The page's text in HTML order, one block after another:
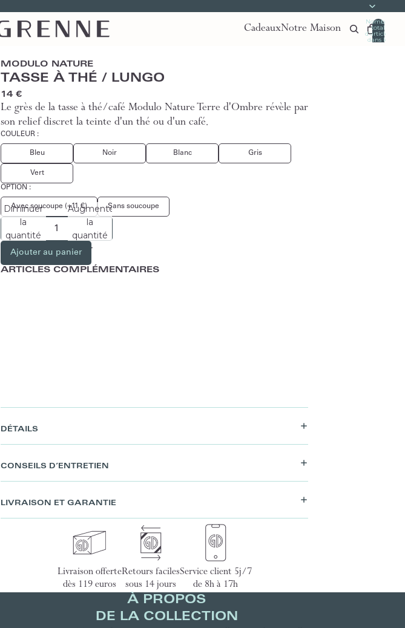
CadeauxNotre Maison
Nombre
total
d’articles
dans le
MODULO NATURE
TASSE À THÉ / LUNGO
14 €
Le grès de la tasse à thé/café Modulo Nature Terre d'Ombre révèle par
son relief discret la teinte d'un thé ou d'un café.
COULEUR :
Bleu Noir Blanc Gris
Vert
OPTION :
Avec soucoupe (+11 €) Sans soucoupe
Diminuer
la
quantité
Augmenter
la
quantité
Ajouter au panier
ARTICLES COMPLÉMENTAIRES
DÉTAILS
CONSEILS D’ENTRETIEN
LIVRAISON ET GARANTIE
Livraison offerte
dès 119 euros
Retours faciles
sous 14 jours
Service client 5j/7
de 8h à 17h
À PROPOS
DE LA COLLECTION